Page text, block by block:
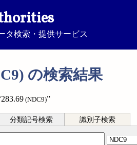
タ検索・提供サービス
の検索結果
(NDC9)”
分類記号検索 識別子検索